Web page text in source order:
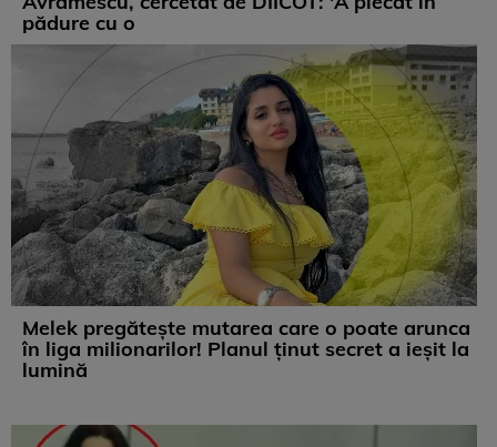
pădure cu o
Melek pregătește mutarea care o poate arunca
în liga milionarilor! Planul ținut secret a ieșit la
lumină